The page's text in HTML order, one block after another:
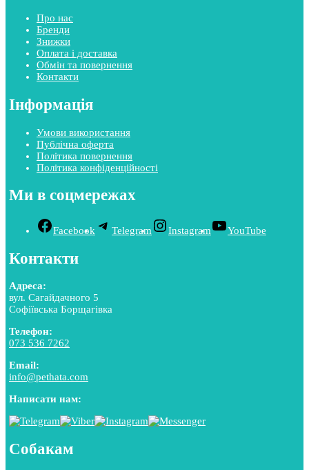
Про нас
Бренди
Знижки
Оплата і доставка
Обмін та повернення
Контакти
Інформація
Умови використання
Публічна оферта
Політика повернення
Політика конфіденційності
Ми в соцмережах
Facebook Telegram Instagram YouTube
Контакти
Адреса:
вул. Сагайдачного 5
Софіївська Борщагівка
Телефон:
073 536 7262
Email:
info@pethata.com
Написати нам:
Собакам